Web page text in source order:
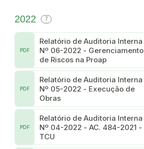
2022 7
Relatório de Auditoria Interna
Nº 06-2022 - Gerenciamento
de Riscos na Proap
PDF
Relatório de Auditoria Interna
Nº 05-2022 - Execução de
Obras
PDF
Relatório de Auditoria Interna
Nº 04-2022 - AC. 484-2021 -
TCU
PDF